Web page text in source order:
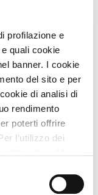
profilazione e
quali cookie
banner. I cookie
del sito e per
di analisi di
rendimento
poterti offrire
l’utilizzo dei
i cookie tecnici.